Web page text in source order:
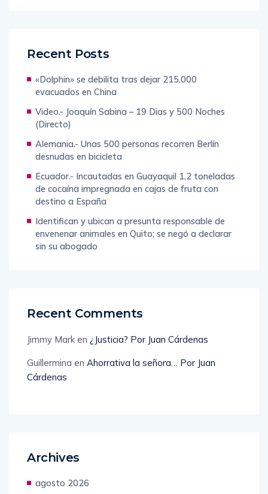
Recent Posts
«Dolphin» se debilita tras dejar 215.000
evacuados en China
Video.- Joaquín Sabina – 19 Dias y 500 Noches
(Directo)
Alemania.- Unas 500 personas recorren Berlín
desnudas en bicicleta
Ecuador.- Incautadas en Guayaquil 1,2 toneladas
de cocaína impregnada en cajas de fruta con
destino a España
Identifican y ubican a presunta responsable de
envenenar animales en Quito; se negó a declarar
sin su abogado
Recent Comments
Jimmy Mark en ¿Justicia? Por Juan Cárdenas
Guillermina en Ahorrativa la señora… Por Juan
Cárdenas
Archives
agosto 2026